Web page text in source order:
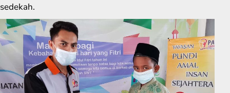
sedekah.